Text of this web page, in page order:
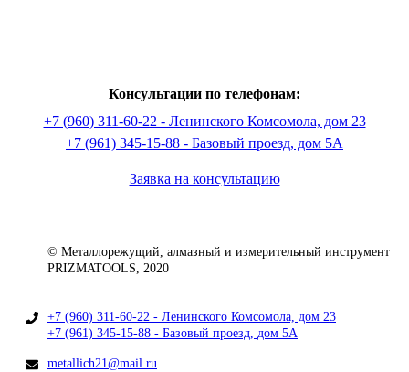
Консультации по телефонам:
+7 (960) 311-60-22 - Ленинского Комсомола, дом 23
+7 (961) 345-15-88 - Базовый проезд, дом 5А
Заявка на консультацию
© Металлорежущий, алмазный и измерительный инструмент
PRIZMATOOLS, 2020
+7 (960) 311-60-22 - Ленинского Комсомола, дом 23
+7 (961) 345-15-88 - Базовый проезд, дом 5А
metallich21@mail.ru